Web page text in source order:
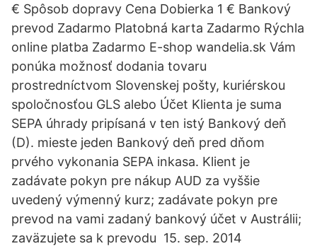
€ Spôsob dopravy Cena Dobierka 1 € Bankový
prevod Zadarmo Platobná karta Zadarmo Rýchla
online platba Zadarmo E-shop wandelia.sk Vám
ponúka možnosť dodania tovaru
prostredníctvom Slovenskej pošty, kuriérskou
spoločnosťou GLS alebo Účet Klienta je suma
SEPA úhrady pripísaná v ten istý Bankový deň
(D). mieste jeden Bankový deň pred dňom
prvého vykonania SEPA inkasa. Klient je
zadávate pokyn pre nákup AUD za vyššie
uvedený výmenný kurz; zadávate pokyn pre
prevod na vami zadaný bankový účet v Austrálii;
zaväzujete sa k prevodu 15. sep. 2014